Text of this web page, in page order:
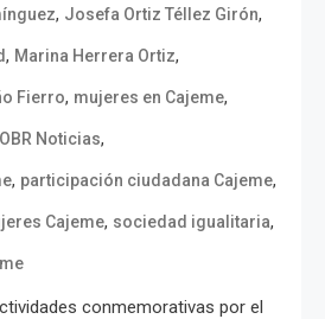
, Josefa Ortiz Téllez Girón,
, Marina Herrera Ortiz,
Fierro, mujeres en Cajeme,
OBR Noticias,
, participación ciudadana Cajeme,
Cajeme, sociedad igualitaria,
conmemorativas por el